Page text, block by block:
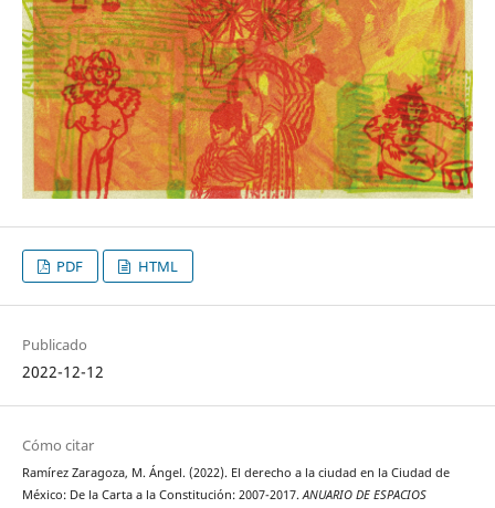
PDF HTML
Publicado
2022-12-12
Cómo citar
Ramírez Zaragoza, M. Ángel. (2022). El derecho a la ciudad en la Ciudad de
México: De la Carta a la Constitución: 2007-2017.ANUARIO DE ESPACIOS